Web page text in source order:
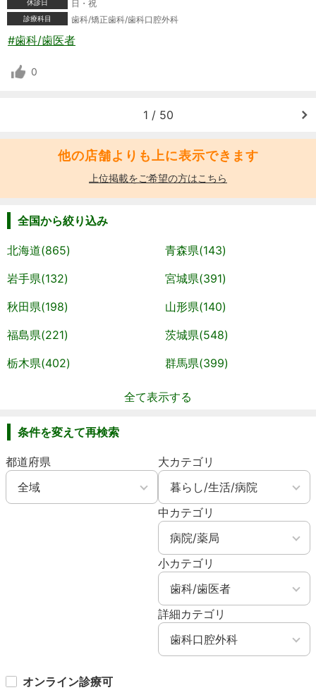
休診日 日・祝
診療科目 歯科/矯正歯科/歯科口腔外科
#歯科/歯医者
0
1 / 50
他の店舗よりも上に表示できます
上位掲載をご希望の方はこちら
全国から絞り込み
北海道(865)
青森県(143)
岩手県(132)
宮城県(391)
秋田県(198)
山形県(140)
福島県(221)
茨城県(548)
栃木県(402)
群馬県(399)
全て表示する
条件を変えて再検索
都道府県 大カテゴリ
中カテゴリ
小カテゴリ
詳細カテゴリ
オンライン診療可